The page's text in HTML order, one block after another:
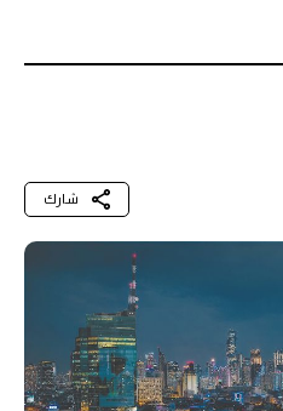
شارك